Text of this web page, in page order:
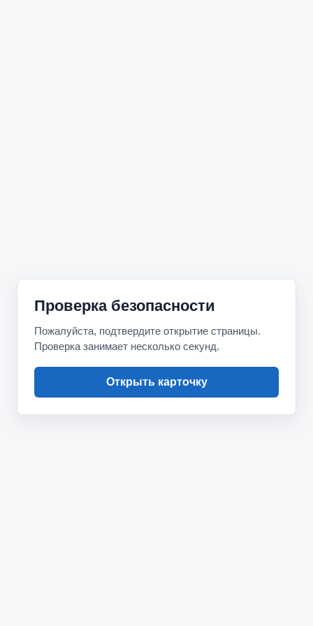
Проверка безопасности
Пожалуйста, подтвердите открытие страницы.
Проверка занимает несколько секунд.
Открыть карточку